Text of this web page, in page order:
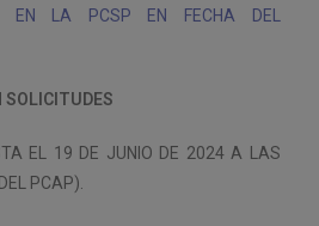
EN LA PCSP EN FECHA DEL
SOLICITUDES
EL 19 DE JUNIO DE 2024 A LAS
PCAP).